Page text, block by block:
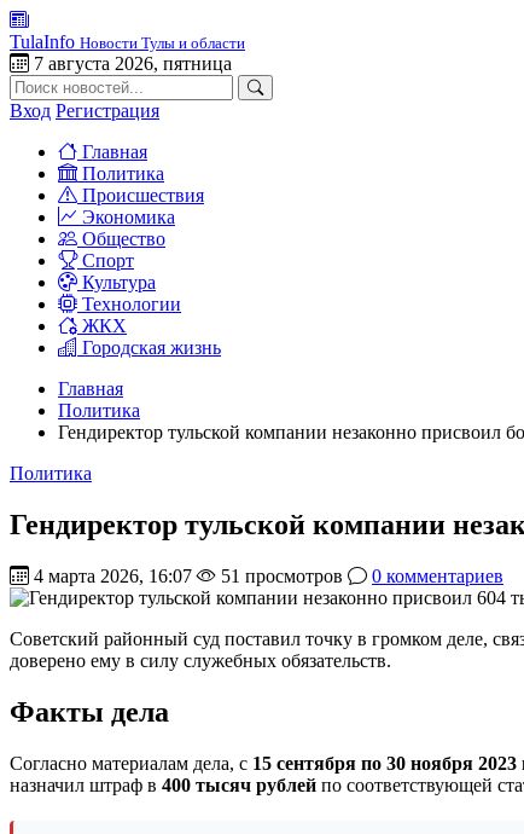
TulaInfo Новости Тулы и области
7 августа 2026, пятница
Вход Регистрация
Главная
Политика
Происшествия
Экономика
Общество
Спорт
Культура
Технологии
ЖКХ
Городская жизнь
Главная
Политика
Гендиректор тульской компании незаконно присвоил
Политика
Гендиректор тульской компании
4 марта 2026, 16:07 51 просмотров 0 комментариев
Советский районный суд поставил точку в громком деле,
доверено ему в силу служебных обязательств.
Факты дела
Согласно материалам дела, с 15 сентября по 30 ноября 2023
назначил штраф в 400 тысяч рублей по соответствующей